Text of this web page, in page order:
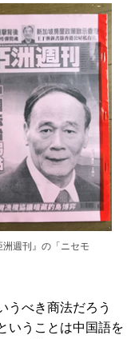
洲週刊』の「ニセモ
うべき商法だろう
いうことは中国語を